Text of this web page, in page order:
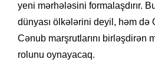
yeni mərhələsini formalaşdırır.
dünyası ölkələrini deyil, həm də
Cənub marşrutlarını birləşdirən
rolunu oynayacaq.